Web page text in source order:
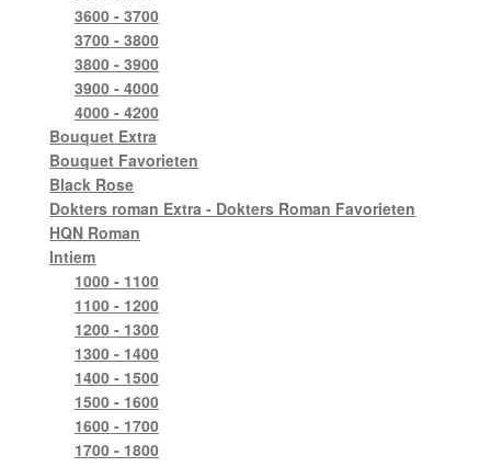
3600 - 3700
3700 - 3800
3800 - 3900
3900 - 4000
4000 - 4200
Bouquet Extra
Bouquet Favorieten
Black Rose
Dokters roman Extra - Dokters Roman Favorieten
HQN Roman
Intiem
1000 - 1100
1100 - 1200
1200 - 1300
1300 - 1400
1400 - 1500
1500 - 1600
1600 - 1700
1700 - 1800